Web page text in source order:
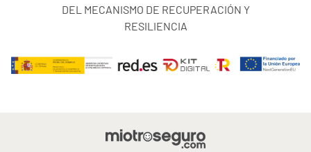
DEL MECANISMO DE RECUPERACIÓN Y
RESILIENCIA